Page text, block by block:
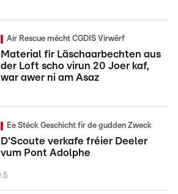
Air Rescue mécht CGDIS Virwërf
Material fir Läschaarbechten aus
der Loft scho virun 20 Joer kaf,
war awer ni am Asaz
Ee Stéck Geschicht fir de gudden Zweck
D'Scoute verkafe fréier Deeler
vum Pont Adolphe
5